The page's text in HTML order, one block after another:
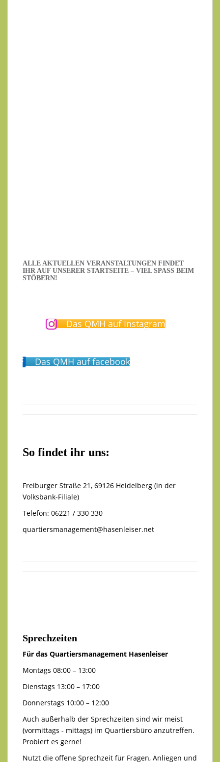
ALLE AKTUELLEN VERANSTALTUNGEN FINDET
IHR AUF UNSERER STARTSEITE – VIEL SPASS BEIM S
TÖBERN!
Das QMH auf Instagram
Das QMH auf facebook
So findet ihr uns:
Freiburger Straße 21, 69126 Heidelberg (in der
Volksbank-Filiale)
Telefon: 06221 / 330 330
quartiersmanagement@hasenleiser.net
Sprechzeiten
Für das Quartiersmanagement Hasenleiser
Montags 08:00 – 13:00
Dienstags 13:00 – 17:00
Donnerstags 10:00 – 12:00
Auch außerhalb der Sprechzeiten sind wir meist
(vormittags - mittags) im Quartiersbüro anzutreffen.
Probiert es gerne!
Nutzt die offene Sprechzeit für Fragen, Anliegen und